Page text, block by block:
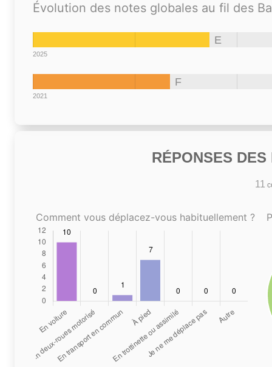
Évolution des notes globales au fil des
E
2025
F
2021
RÉPONSES
11
Comment vous déplacez-vous habituellement ?